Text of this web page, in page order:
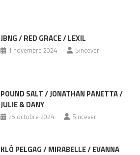
JBNG / RED GRACE / LEXIL
1 novembre 2024 Sincever
POUND SALT / JONATHAN PANETTA /
JULIE & DANY
25 octobre 2024 Sincever
KLÔ PELGAG / MIRABELLE / EVANNA